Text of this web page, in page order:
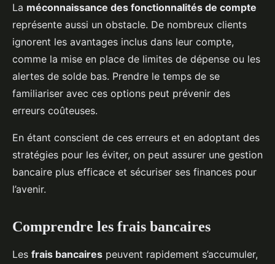
La méconnaissance des fonctionnalités de compte
représente aussi un obstacle. De nombreux clients
ignorent les avantages inclus dans leur compte,
comme la mise en place de limites de dépense ou les
alertes de solde bas. Prendre le temps de se
familiariser avec ces options peut prévenir des
erreurs coûteuses.
En étant conscient de ces erreurs et en adoptant des
stratégies pour les éviter, on peut assurer une gestion
bancaire plus efficace et sécuriser ses finances pour
l’avenir.
Comprendre les frais bancaires
Les frais bancaires peuvent rapidement s’accumuler,